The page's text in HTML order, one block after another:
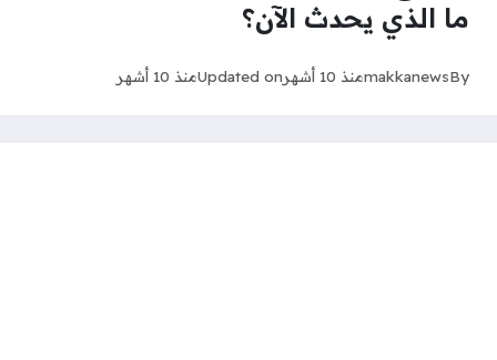
ما الذي يحدث الآن؟
By
makkanewsمنذ 10 أشهر Updated onمنذ 10 أشهر